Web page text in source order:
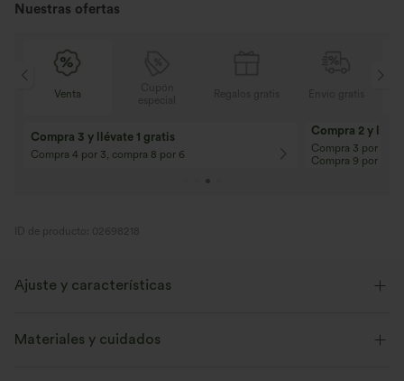
Nuestras ofertas
Cupón
especial
10% de descuento
¡En pedidos superiores a 107,00 EUR!
Código: Aug2026
12% de
¡En pedidos
Código: Aug2026
ID de producto: 02698218
Ajuste y características
Cuello redondo
Materiales y cuidados